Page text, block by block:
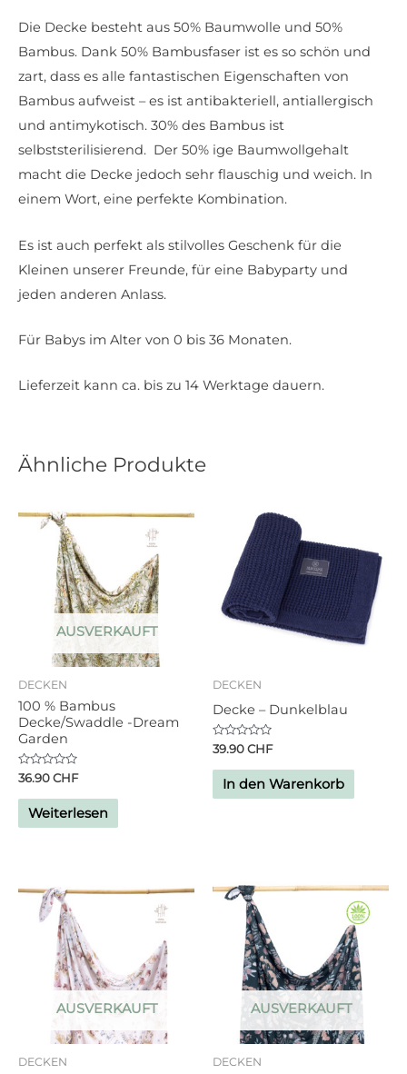
Die Decke besteht aus 50% Baumwolle und 50%
Bambus. Dank 50% Bambusfaser ist es so schön und
zart, dass es alle fantastischen Eigenschaften von
Bambus aufweist – es ist antibakteriell, antiallergisch
und antimykotisch. 30% des Bambus ist
selbststerilisierend. Der 50% ige Baumwollgehalt
macht die Decke jedoch sehr flauschig und weich. In
einem Wort, eine perfekte Kombination.
Es ist auch perfekt als stilvolles Geschenk für die
Kleinen unserer Freunde, für eine Babyparty und
jeden anderen Anlass.
Für Babys im Alter von 0 bis 36 Monaten.
Lieferzeit kann ca. bis zu 14 Werktage dauern.
Ähnliche Produkte
AUSVERKAUFT
DECKEN
100 % Bambus
Decke/Swaddle -Dream
Garden
Bewertet
mit
0
von
36.90CHF
Weiterlesen
DECKEN
Decke – Dunkelblau
Bewertet
mit
0
von
39.90CHF
In den Warenkorb
AUSVERKAUFT
DECKEN
AUSVERKAUFT
DECKEN